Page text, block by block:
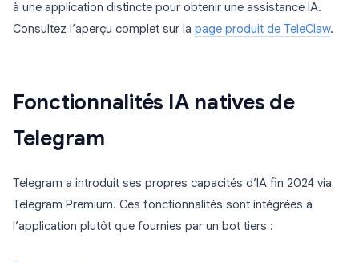
à une application distincte pour obtenir une assistance IA.
Consultez l’aperçu complet sur la page produit de TeleClaw.
Fonctionnalités IA natives de
Telegram
Telegram a introduit ses propres capacités d’IA fin 2024 via
Telegram Premium. Ces fonctionnalités sont intégrées à
l’application plutôt que fournies par un bot tiers :